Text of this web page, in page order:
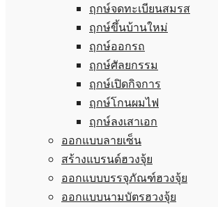
ฤกษ์จดทะเบียนสมรส
ฤกษ์ขึ้นบ้านใหม่
ฤกษ์ออกรถ
ฤกษ์ศัลยกรรม
ฤกษ์เปิดกิจการ
ฤกษ์โกนผมไฟ
ฤกษ์ลงเสาเอก
ออกแบบลายเซ็น
สร้างแบรนด์ฮวงจุ้ย
ออกแบบบรรจุภัณฑ์ฮวงจุ้ย
ออกแบบนามบัตรฮวงจุ้ย